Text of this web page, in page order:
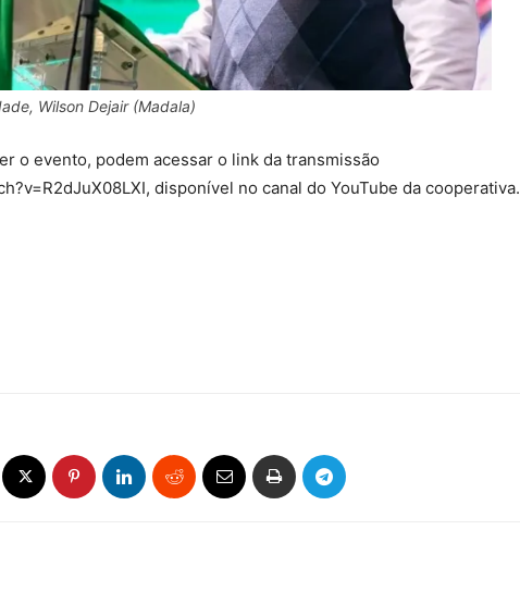
Wilson Dejair (Madala)
o evento, podem acessar o link da transmissão
disponível no canal do YouTube da cooperativa.